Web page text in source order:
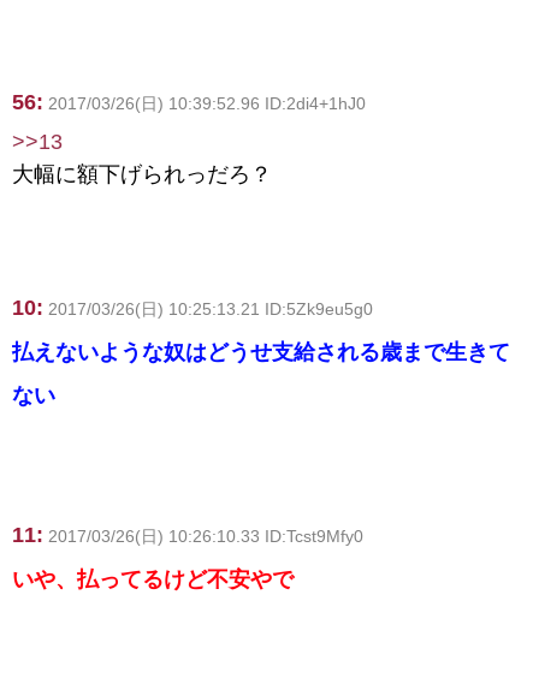
56: 2017/03/26(日) 10:39:52.96 ID:2di4+1hJ0
>>13
大幅に額下げられっだろ？
10: 2017/03/26(日) 10:25:13.21 ID:5Zk9eu5g0
払えないような奴はどうせ支給される歳まで生きて
ない
11: 2017/03/26(日) 10:26:10.33 ID:Tcst9Mfy0
いや、払ってるけど不安やで